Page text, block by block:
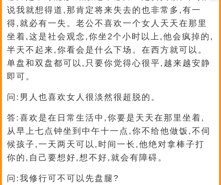
说我就想得道,那肯定将来失去的也非常多,有一
得,就必有一失。老公不喜欢一个女人天天在那里
坐着,这是社会观念,你坐2个小时以上,他会疯掉的,
半天不起来,你看会是什么下场。在西方就可以。
单盘和双盘都可以,只要你觉得心很平,越来越安静
即可。
问:男人也喜欢女人很淡然很超脱的。
答:喜欢是在日常生活中,你要是天天在那里坐着,
从早上七点钟坐到中午十一点,你不给他做饭,不伺
候孩子,一天两天可以,时间一长,他绝对拿棒子打
你的,自己要想好,想不好,就会有障碍。
问:我修行可不可以先盘腿?